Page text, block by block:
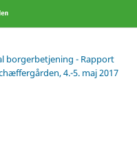
borgerbetjening - Rapport
4.-5. maj 2017